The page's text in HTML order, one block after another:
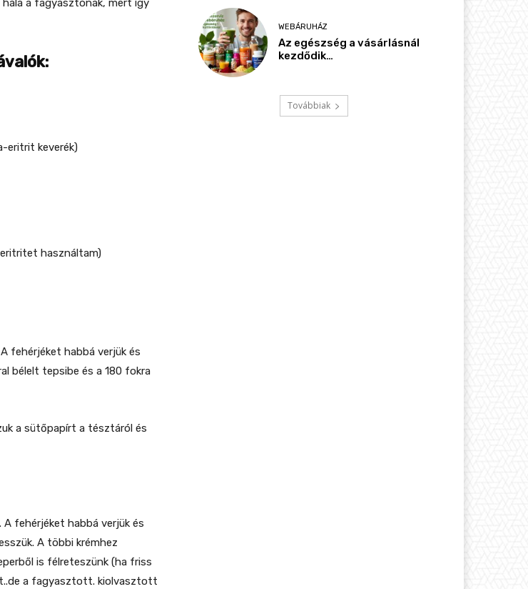
hála a fagyasztónak, mert így
eritrit keverék)
használtam)
fehérjéket habbá verjük és
bélelt tepsibe és a 180 fokra
a sütőpapírt a tésztáról és
fehérjéket habbá verjük és
A többi krémhez
is félreteszünk (ha friss
a fagyasztott. kiolvasztott
WEBÁRUHÁZ
Az egészség a vásárlásnál
kezdődik…
Továbbiak